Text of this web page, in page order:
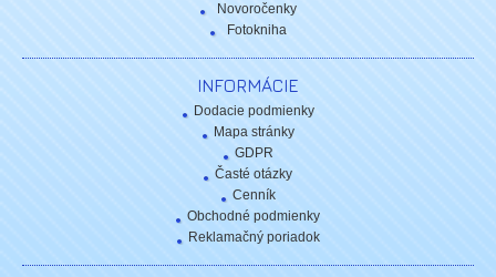
Novoročenky
Fotokniha
INFORMÁCIE
Dodacie podmienky
Mapa stránky
GDPR
Časté otázky
Cenník
Obchodné podmienky
Reklamačný poriadok